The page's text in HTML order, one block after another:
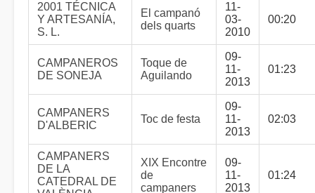
2001 TÉCNICA
Y ARTESANÍA,
S. L.
El campanó
dels quarts
11-
03-
2010
00:20
CAMPANEROS
DE SONEJA
Toque de
Aguilando
09-
11-
2013
01:23
CAMPANERS
D'ALBERIC
Toc de festa
09-
11-
2013
02:03
CAMPANERS
DE LA
CATEDRAL DE
XIX Encontre
de
campaners
09-
11-
2013
01:24